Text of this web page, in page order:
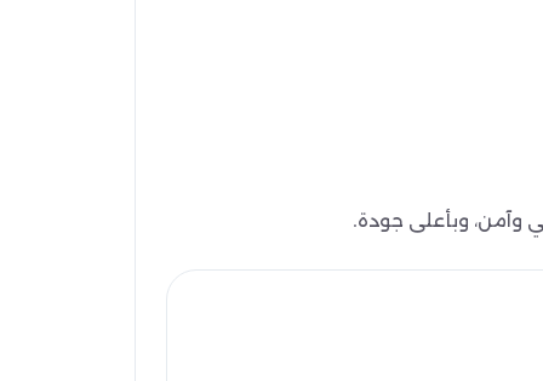
وآمن، وبأعلى جودة.